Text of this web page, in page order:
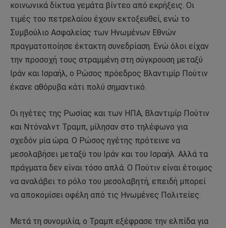
κοινωνικά δίκτυα γεμάτα βίντεο από εκρήξεις. Οι
τιμές του πετρελαίου έχουν εκτοξευθεί, ενώ το
Συμβούλιο Ασφαλείας των Ηνωμένων Εθνών
πραγματοποίησε έκτακτη συνεδρίαση. Ενώ όλοι είχαν
την προσοχή τους στραμμένη στη σύγκρουση μεταξύ
Ιράν και Ισραήλ, ο Ρώσος πρόεδρος Βλαντιμίρ Πούτιν
έκανε αθόρυβα κάτι πολύ σημαντικό.
Οι ηγέτες της Ρωσίας και των ΗΠΑ, Βλαντιμίρ Πούτιν
και Ντόναλντ Τραμπ, μίλησαν στο τηλέφωνο για
σχεδόν μία ώρα. Ο Ρώσος ηγέτης πρότεινε να
μεσολαβήσει μεταξύ του Ιράν και του Ισραήλ. Αλλά τα
πράγματα δεν είναι τόσο απλά. Ο Πούτιν είναι έτοιμος
να αναλάβει το ρόλο του μεσολαβητή, επειδή μπορεί
να αποκομίσει οφέλη από τις Ηνωμένες Πολιτείες.
Μετά τη συνομιλία, ο Τραμπ εξέφρασε την ελπίδα για